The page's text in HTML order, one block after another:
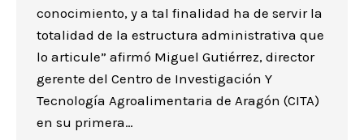
conocimiento, y a tal finalidad ha de servir la
totalidad de la estructura administrativa que
lo articule” afirmó Miguel Gutiérrez, director
gerente del Centro de Investigación Y
Tecnología Agroalimentaria de Aragón (CITA)
en su primera…